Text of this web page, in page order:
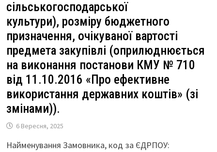
сільськогосподарської
культури), розміру бюджетного
призначення, очікуваної вартості
предмета закупівлі (оприлюднюється
на виконання постанови КМУ № 710
від 11.10.2016 «Про ефективне
використання державних коштів» (зі
змінами)).
6 Вересня, 2025
Найменування Замовника, код за ЄДРПОУ: